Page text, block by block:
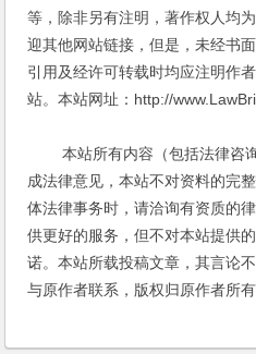
等，除非另有注明，著作权人均
迎其他网站链接，但是，未经书
引用及经许可转载时均应注明作
站。本站网址：http://
本站所有内容（包括法律咨询
成法律意见，本站不对资料的完
体法律事务时，请洽询有资质的
供更好的服务，但不对本站提供
诺。本站所载投稿文章，其言论
与原作者联系，版权归原作者所有